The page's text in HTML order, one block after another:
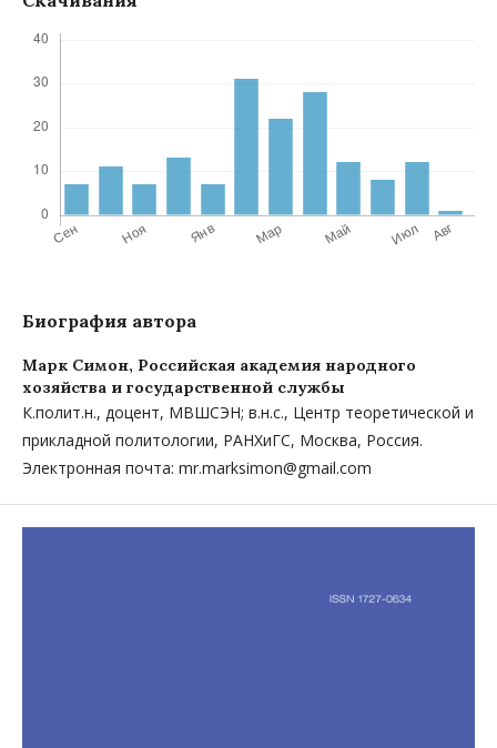
Биография автора
Марк Симон, Российская академия народного
хозяйства и государственной службы
К.полит.н., доцент, МВШСЭН; в.н.с., Центр теоретической и
прикладной политологии, РАНХиГС, Москва, Россия.
Электронная почта: mr.marksimon@gmail.com